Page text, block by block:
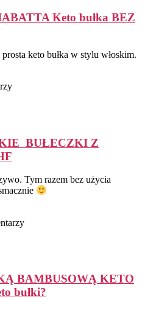
Keto bułka BEZ
keto bułka w stylu włoskim.
BUŁECZKI Z
Tym razem bez użycia
BAMBUSOWĄ KETO
bułki?